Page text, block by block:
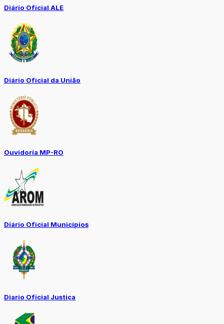
Diário Oficial ALE
Diário Oficial da União
Ouvidoria MP-RO
Diário Oficial Municípios
Diario Oficial Justiça